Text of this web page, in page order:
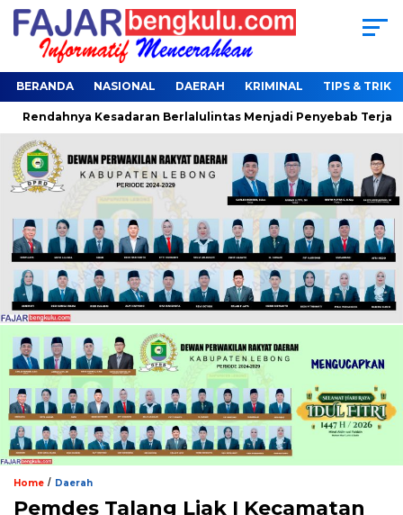
BERANDA NASIONAL DAERAH KRIMINAL TIPS & TRIK
Kesadaran Berlalulintas Menjadi Penyebab Terjaring
Home / Daerah
Pemdes Talang Liak I Kecamatan